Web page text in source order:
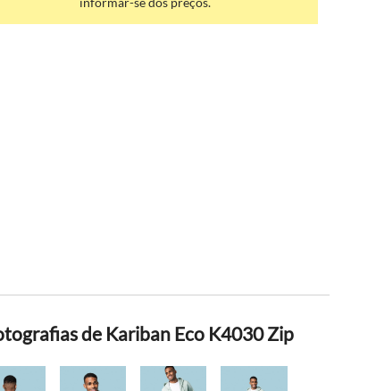
de Kariban Eco K4030 Zip